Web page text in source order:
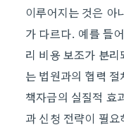
이루어지는 것은 아
가 다르다. 예를 들
리 비용 보조가 분
는 법원과의 협력
책자금의 실질적 효
과 신청 전략이 필요